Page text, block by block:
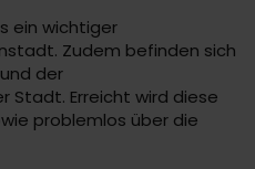
ein wichtiger
Zudem befinden sich
der
Stadt. Erreicht wird diese
problemlos über die